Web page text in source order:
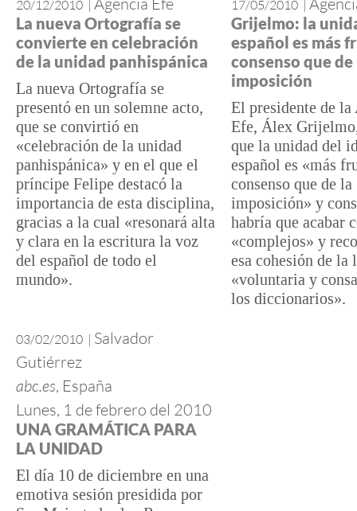
20/12/2010 |
La nueva Ortografía se
convierte en celebración
de la unidad panhispánica
La nueva Ortografía se
presentó en un solemne acto,
que se convirtió en
«celebración de la unidad
panhispánica» y en el que el
príncipe Felipe destacó la
importancia de esta disciplina,
gracias a la cual «resonará alta
y clara en la escritura la voz
del español de todo el
mundo».
17/05/2010 |
Grijelmo: la
español es más
consenso que de
imposición
El presidente de la
Efe, Álex
que la unidad del
español es «más
consenso que de la
imposición» y
habría que acabar
«complejos» y
esa cohesión de la
«voluntaria y
los diccionarios».
03/02/2010 | Salvador
Gutiérrez
abc.es, España
Lunes, 1 de febrero del 2010
UNA GRAMÁTICA PARA
LA UNIDAD
El día 10 de diciembre en una
emotiva sesión presidida por